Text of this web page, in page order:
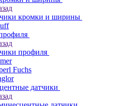
кромки и ширины
профиля
Fuchs
датчики